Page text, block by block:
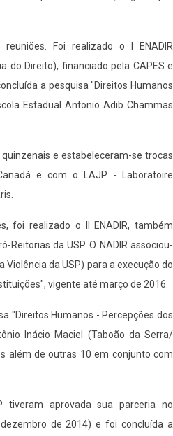
Foi realizado o I ENADIR
do Direito), financiado pela CAPES e
a pesquisa "Direitos Humanos
Estadual Antonio Adib Chammas
e estabeleceram-se trocas
e com o LAJP - Laboratoire
foi realizado o II ENADIR, também
Reitorias da USP. O NADIR associou-
Violência da USP) para a execução do
vigente até março de 2016.
"Direitos Humanos - Percepções dos
Inácio Maciel (Taboão da Serra/
além de outras 10 em conjunto com
tiveram aprovada sua parceria no
dezembro de 2014) e foi concluída a